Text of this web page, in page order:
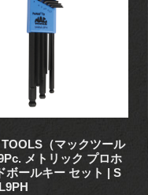
（マックツール
メトリック プロホ
ボールキー セット | S